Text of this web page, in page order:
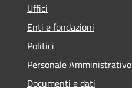
Uffici
Enti e fondazioni
Politici
Personale Amministrativo
Documenti e dati